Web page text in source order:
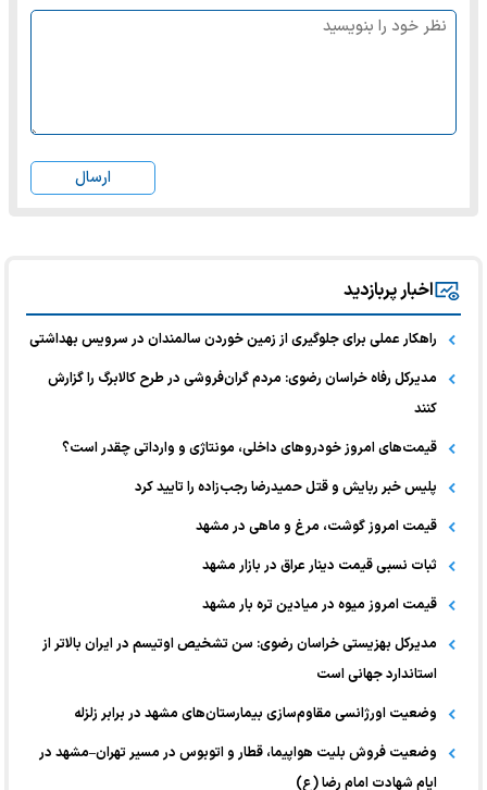
ارسال
اخبار پربازدید
راهکار عملی برای جلوگیری از زمین خوردن سالمندان در سرویس بهداشتی
مدیرکل رفاه خراسان رضوی: مردم گران‌فروشی در طرح کالابرگ را گزارش
کنند
قیمت‌های امروز خودرو‌های داخلی، مونتاژی و وارداتی چقدر است؟
پلیس خبر ربایش و قتل حمیدرضا رجب‌زاده را تایید کرد
قیمت امروز گوشت، مرغ و ماهی در مشهد
ثبات نسبی قیمت دینار عراق در بازار مشهد
قیمت امروز میوه در میادین تره بار مشهد
مدیرکل بهزیستی خراسان رضوی: سن تشخیص اوتیسم در ایران بالاتر از
استاندارد جهانی است
وضعیت اورژانسی مقاوم‌سازی بیمارستان‌های مشهد در برابر زلزله
وضعیت فروش بلیت هواپیما، قطار و اتوبوس در مسیر تهران–مشهد در
ایام شهادت امام رضا (ع)